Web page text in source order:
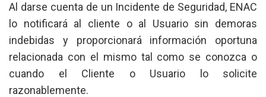
Al darse cuenta de un Incidente de Seguridad, ENAC
lo notificará al cliente o al Usuario sin demoras
indebidas y proporcionará información oportuna
relacionada con el mismo tal como se conozca o
cuando el Cliente o Usuario lo solicite
razonablemente.